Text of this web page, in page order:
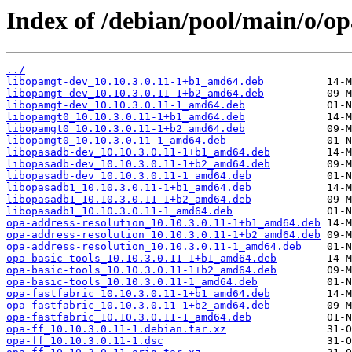
Index of /debian/pool/main/o/
../
libopamgt-dev_10.10.3.0.11-1+b1_amd64.deb
libopamgt-dev_10.10.3.0.11-1+b2_amd64.deb
libopamgt-dev_10.10.3.0.11-1_amd64.deb
libopamgt0_10.10.3.0.11-1+b1_amd64.deb
libopamgt0_10.10.3.0.11-1+b2_amd64.deb
libopamgt0_10.10.3.0.11-1_amd64.deb
libopasadb-dev_10.10.3.0.11-1+b1_amd64.deb
libopasadb-dev_10.10.3.0.11-1+b2_amd64.deb
libopasadb-dev_10.10.3.0.11-1_amd64.deb
libopasadb1_10.10.3.0.11-1+b1_amd64.deb
libopasadb1_10.10.3.0.11-1+b2_amd64.deb
libopasadb1_10.10.3.0.11-1_amd64.deb
opa-address-resolution_10.10.3.0.11-1+b1_amd64.deb
opa-address-resolution_10.10.3.0.11-1+b2_amd64.deb
opa-address-resolution_10.10.3.0.11-1_amd64.deb
opa-basic-tools_10.10.3.0.11-1+b1_amd64.deb
opa-basic-tools_10.10.3.0.11-1+b2_amd64.deb
opa-basic-tools_10.10.3.0.11-1_amd64.deb
opa-fastfabric_10.10.3.0.11-1+b1_amd64.deb
opa-fastfabric_10.10.3.0.11-1+b2_amd64.deb
opa-fastfabric_10.10.3.0.11-1_amd64.deb
opa-ff_10.10.3.0.11-1.debian.tar.xz
opa-ff_10.10.3.0.11-1.dsc